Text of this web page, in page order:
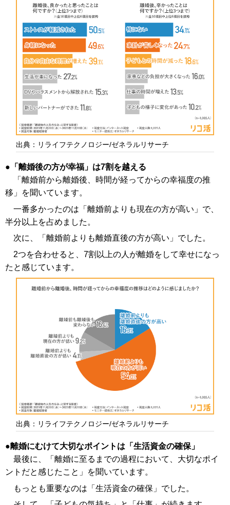
出典：リライフテクノロジー/ゼネラルリサーチ
「離婚後の方が幸福」は7割を越える
「離婚前から離婚後、時間が経ってからの幸福度の推
移」を聞いています。
一番多かったのは「離婚前よりも現在の方が高い」で、
半分以上を占めました。
次に、「離婚前よりも離婚直後の方が高い」でした。
2つを合わせると、7割以上の人が離婚をして幸せになっ
たと感じています。
出典：リライフテクノロジー/ゼネラルリサーチ
離婚にむけて大切なポイントは「生活資金の確保」
最後に、「離婚に至るまでの過程において、大切なポイ
ントだと感じたこと」を聞いています。
もっとも重要なのは「生活資金の確保」でした。